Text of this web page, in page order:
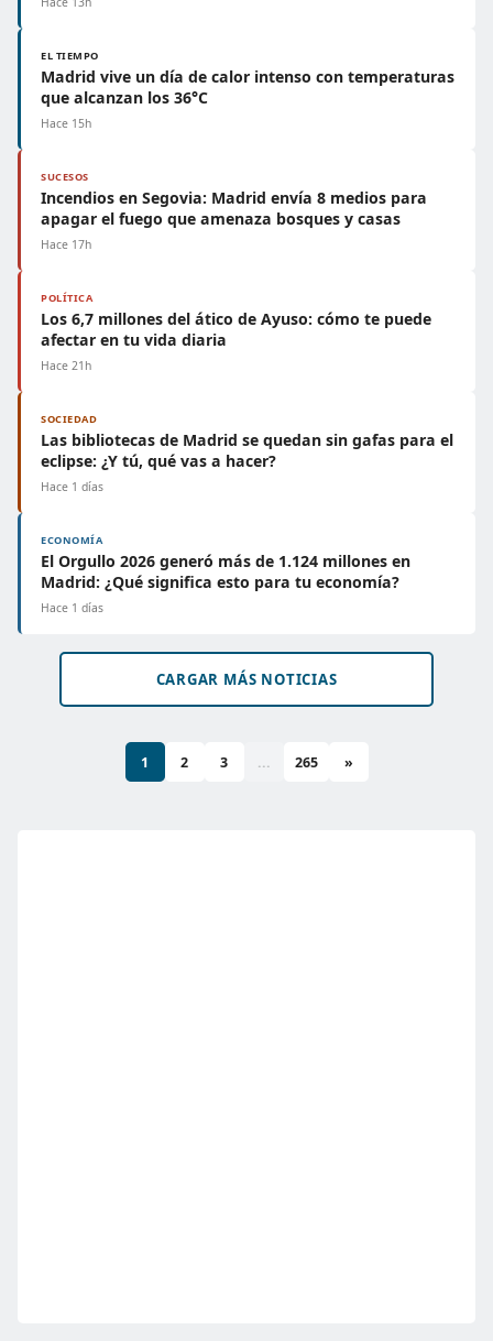
EL TIEMPO
Madrid vive un día de calor intenso con temperaturas
que alcanzan los 36°C
Hace 15h
SUCESOS
Incendios en Segovia: Madrid envía 8 medios para
apagar el fuego que amenaza bosques y casas
Hace 17h
POLÍTICA
Los 6,7 millones del ático de Ayuso: cómo te puede
afectar en tu vida diaria
Hace 21h
SOCIEDAD
Las bibliotecas de Madrid se quedan sin gafas para el
eclipse: ¿Y tú, qué vas a hacer?
Hace 1 días
ECONOMÍA
El Orgullo 2026 generó más de 1.124 millones en
Madrid: ¿Qué significa esto para tu economía?
Hace 1 días
CARGAR MÁS NOTICIAS
1 2 3 ... 265 »